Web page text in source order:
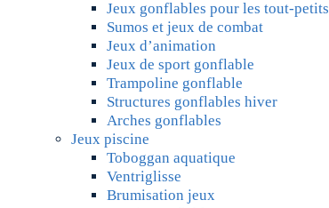
Jeux gonflables pour les tout-petits
Sumos et jeux de combat
Jeux d’animation
Jeux de sport gonflable
Trampoline gonflable
Structures gonflables hiver
Arches gonflables
Jeux piscine
Toboggan aquatique
Ventriglisse
Brumisation jeux